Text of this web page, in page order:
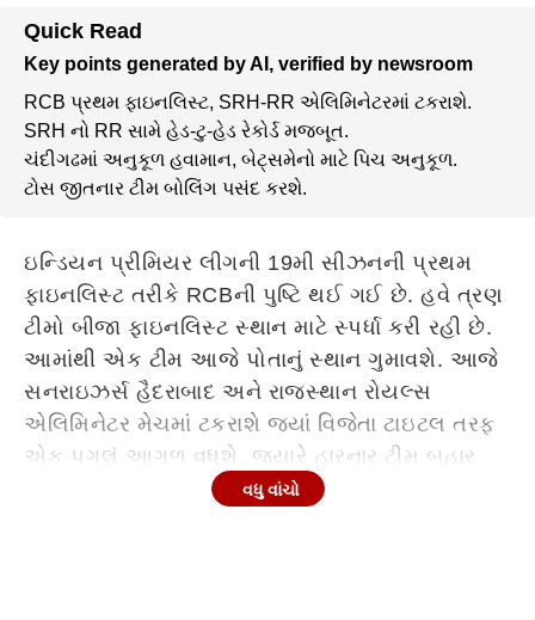
Quick Read
Key points generated by AI, verified by newsroom
RCB પ્રથમ ફાઇનલિસ્ટ, SRH-RR એલિમિનેટરમાં ટકરાશે.
SRH નો RR સામે હેડ-ટુ-હેડ રેકોર્ડ મજબૂત.
ચંદીગઢમાં અનુકૂળ હવામાન, બેટ્સમેનો માટે પિચ અનુકૂળ.
ટોસ જીતનાર ટીમ બોલિંગ પસંદ કરશે.
ઇન્ડિયન પ્રીમિયર લીગની 19મી સીઝનની પ્રથમ
ફાઇનલિસ્ટ તરીકે RCBની પુષ્ટિ થઈ ગઈ છે. હવે ત્રણ
ટીમો બીજા ફાઇનલિસ્ટ સ્થાન માટે સ્પર્ધા કરી રહી છે.
આમાંથી એક ટીમ આજે પોતાનું સ્થાન ગુમાવશે. આજે
સનરાઇઝર્સ હૈદરાબાદ અને રાજસ્થાન રોયલ્સ
એલિમિનેટર મેચમાં ટકરાશે જ્યાં વિજેતા ટાઇટલ તરફ
એક પગલું આગળ વધશે, જ્યારે હારનાર ટીમ બહાર
થઈ જશે. આ મેચમાં પિચ મહત્વનો ભાગ ભજવશે.
વધુ વાંચો